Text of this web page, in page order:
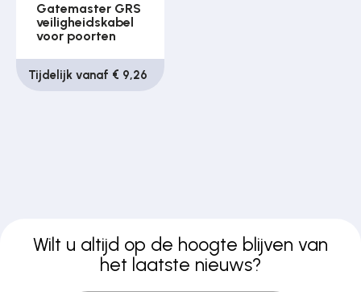
Gatemaster GRS
veiligheidskabel
voor poorten
Tijdelijk vanaf € 9,26
Wilt u altijd op de hoogte blijven van
het laatste nieuws?